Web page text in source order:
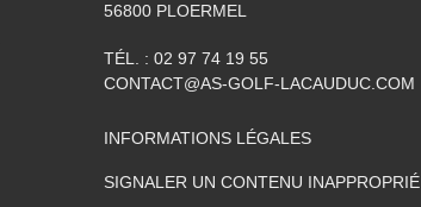
56800 PLOERMEL
TÉL. : 02 97 74 19 55
CONTACT@AS-GOLF-LACAUDUC.COM
INFORMATIONS LÉGALES
SIGNALER UN CONTENU INAPPROPRIÉ